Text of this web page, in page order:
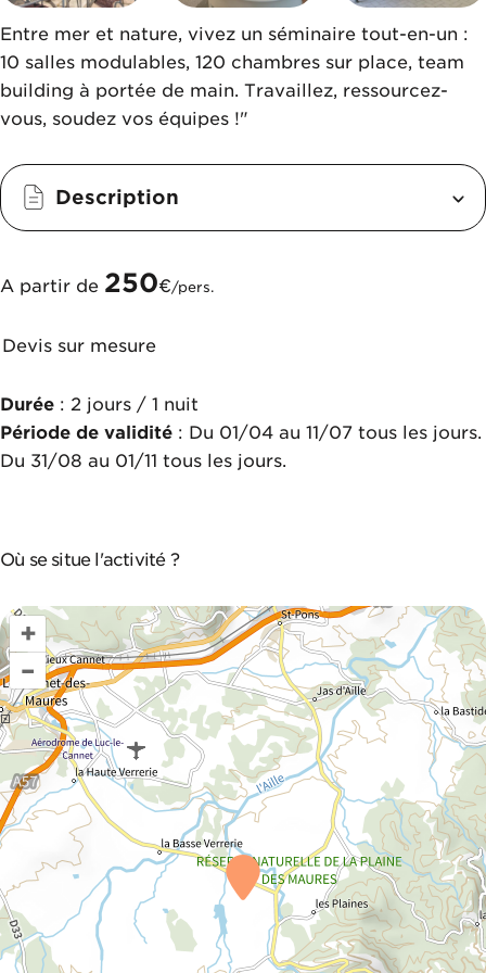
Entre mer et nature, vivez un séminaire tout-en-un :
10 salles modulables, 120 chambres sur place, team
building à portée de main. Travaillez, ressourcez-
vous, soudez vos équipes !"
Description
A partir de 250€/pers.
Devis sur mesure
Durée : 2 jours / 1 nuit
Période de validité : Du 01/04 au 11/07 tous les jours.
Du 31/08 au 01/11 tous les jours.
Où se situe l'activité ?
+
–